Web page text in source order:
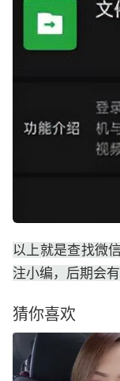
以上就是查找微
注小编，后期会
猜你喜欢